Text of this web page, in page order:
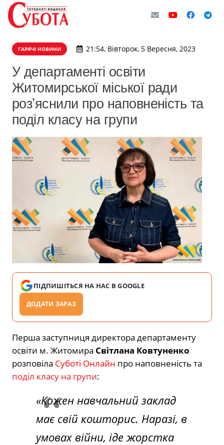
ГАРЯЧІ НОВИНИ 21:54, Вівторок, 5 Вересня, 2023
У департаменті освіти
Житомирської міської ради
розʼяснили про наповненість та
поділ класу на групи
ПІДПИШІТЬСЯ НА НАС В GOOGLE
ДОДАТИ ЗАРАЗ
Перша заступниця директора департаменту
освіти м. Житомира Світлана Ковтуненко
розповіла Суботі Онлайн про наповненість та
поділ класу на групи:
«Кожен навчальний заклад
має свій кошторис. Наразі, в
умовах війни, іде жорстка